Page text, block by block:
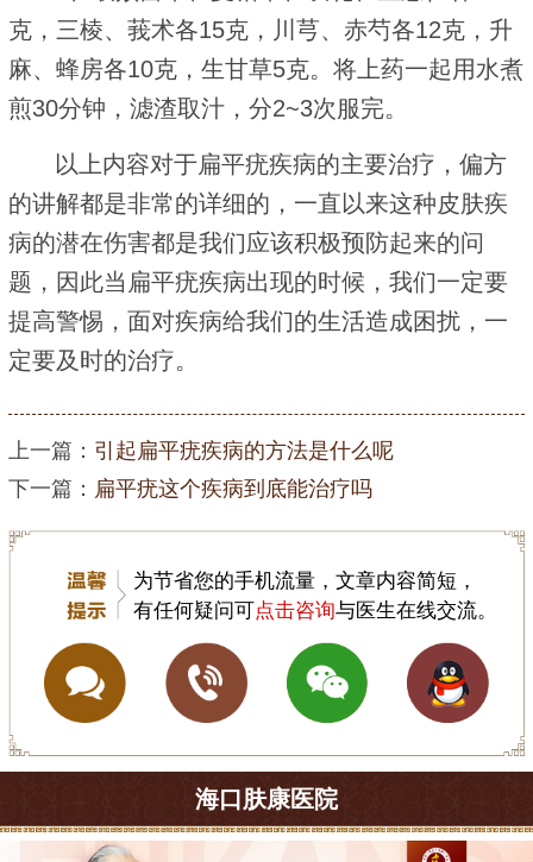
克，三棱、莪术各15克，川芎、赤芍各12克，升
麻、蜂房各10克，生甘草5克。将上药一起用水煮
煎30分钟，滤渣取汁，分2~3次服完。
以上内容对于扁平疣疾病的主要治疗，偏方
的讲解都是非常的详细的，一直以来这种皮肤疾
病的潜在伤害都是我们应该积极预防起来的问
题，因此当扁平疣疾病出现的时候，我们一定要
提高警惕，面对疾病给我们的生活造成困扰，一
定要及时的治疗。
上一篇： 引起扁平疣疾病的方法是什么呢
下一篇： 扁平疣这个疾病到底能治疗吗
为节省您的手机流量，文章内容简短，
有任何疑问可点击咨询与医生在线交流。
海口肤康医院